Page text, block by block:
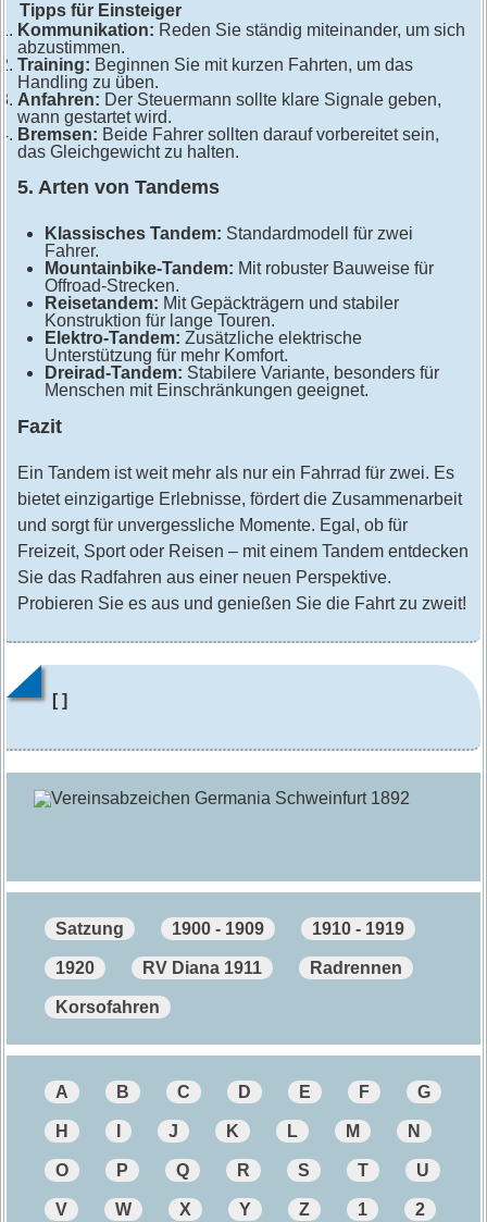
Tipps für Einsteiger
Kommunikation: Reden Sie ständig miteinander, um sich
abzustimmen.
Training: Beginnen Sie mit kurzen Fahrten, um das
Handling zu üben.
Anfahren: Der Steuermann sollte klare Signale geben,
wann gestartet wird.
Bremsen: Beide Fahrer sollten darauf vorbereitet sein,
das Gleichgewicht zu halten.
5. Arten von Tandems
Klassisches Tandem: Standardmodell für zwei
Fahrer.
Mountainbike-Tandem: Mit robuster Bauweise für
Offroad-Strecken.
Reisetandem: Mit Gepäckträgern und stabiler
Konstruktion für lange Touren.
Elektro-Tandem: Zusätzliche elektrische
Unterstützung für mehr Komfort.
Dreirad-Tandem: Stabilere Variante, besonders für
Menschen mit Einschränkungen geeignet.
Fazit
Ein Tandem ist weit mehr als nur ein Fahrrad für zwei. Es
bietet einzigartige Erlebnisse, fördert die Zusammenarbeit
und sorgt für unvergessliche Momente. Egal, ob für
Freizeit, Sport oder Reisen – mit einem Tandem entdecken
Sie das Radfahren aus einer neuen Perspektive.
Probieren Sie es aus und genießen Sie die Fahrt zu zweit!
[ ]
Satzung 1900 - 1909 1910 - 1919
1920 RV Diana 1911 Radrennen
Korsofahren
A B C D E F G
H J K L M N
O P Q R S T U
V W X Y Z 1 2